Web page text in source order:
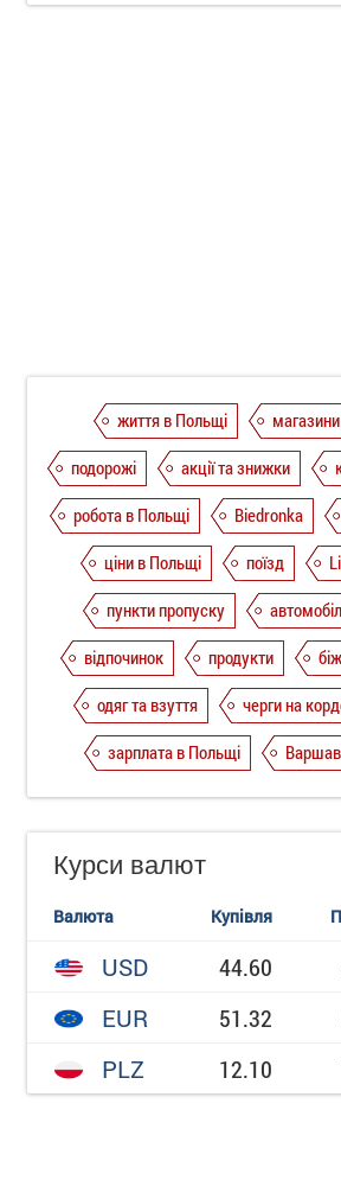
життя в Польщі
магазини
подорожі
акції та знижки
робота в Польщі
Biedronka
ціни в Польщі
поїзд
пункти пропуску
відпочинок
продукти
одяг та взуття
черги на
зарплата в Польщі
Курси валют
Валюта Купівля
USD 44.60
EUR
51.32
PLZ
12.10